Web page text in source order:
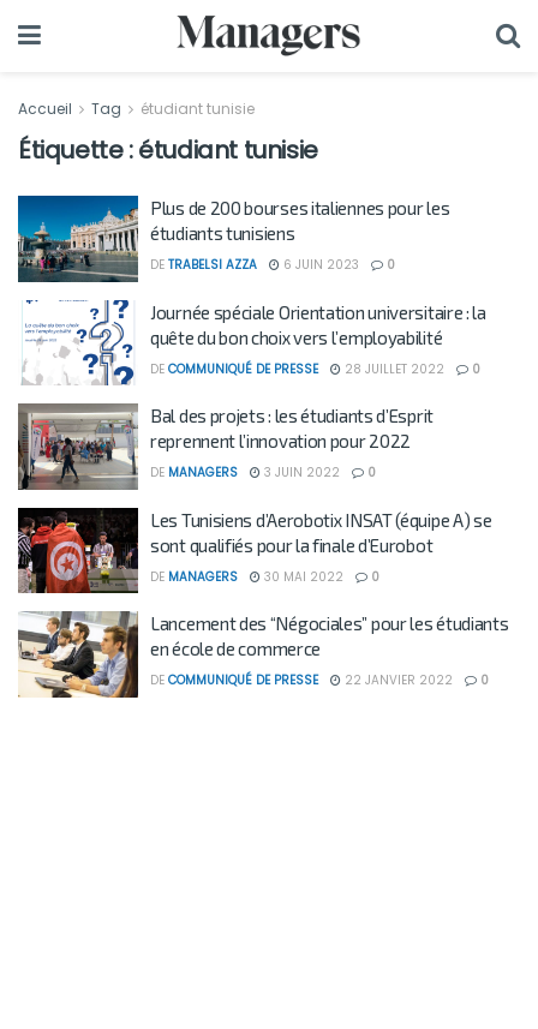
Accueil Tag étudiant tunisie
Étiquette :étudiant tunisie
Plus de 200 bourses italiennes pour les
étudiants tunisiens
DE TRABELSI AZZA 6 JUIN 2023 0
Journée spéciale Orientation universitaire : la
quête du bon choix vers l’employabilité
DE COMMUNIQUÉ DE PRESSE 28 JUILLET 2022 0
Bal des projets : les étudiants d’Esprit
reprennent l’innovation pour 2022
DE MANAGERS 3 JUIN 2022 0
Les Tunisiens d’Aerobotix INSAT (équipe A) se
sont qualifiés pour la finale d’Eurobot
DE MANAGERS 30 MAI 2022 0
Lancement des “Négociales” pour les étudiants
en école de commerce
DE COMMUNIQUÉ DE PRESSE 22 JANVIER 2022 0